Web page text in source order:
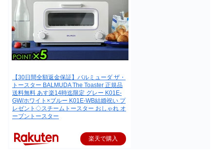
【30日間全額返金保証】バルミューダ ザ・
トースター BALMUDA The Toaster 正規品
送料無料 あす楽14時迄限定 グレー K01E-
GW/ホワイト×ブルー K01E-WB結婚祝い プ
レゼント◇スチームトースター おしゃれ オ
ーブントースター
楽天で購入